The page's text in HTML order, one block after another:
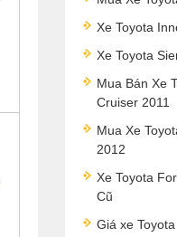
Xe Toyota
Xe Toyota
Mua Bán Xe
Cruiser 2011
Mua Xe
2012
Xe Toyota
Cũ
Giá xe